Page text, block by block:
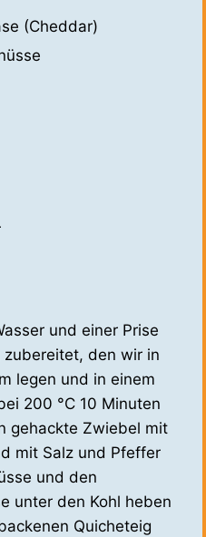
(Cheddar)
und einer Prise
den wir in
legen und in einem
200 °C 10 Minuten
gehackte Zwiebel mit
mit Salz und Pfeffer
und den
unter den Kohl heben
Quicheteig